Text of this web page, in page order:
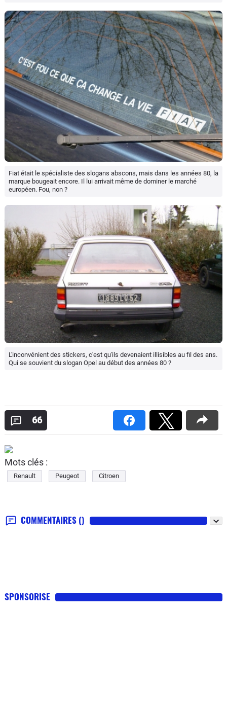
Fiat était le spécialiste des slogans abscons, mais dans les années 80, la
marque bougeait encore. Il lui arrivait même de dominer le marché
européen. Fou, non ?
L'inconvénient des stickers, c'est qu'ils devenaient illisibles au fil des ans.
Qui se souvient du slogan Opel au début des années 80 ?
66
Mots clés :
Renault Peugeot Citroen
COMMENTAIRES ()
SPONSORISE